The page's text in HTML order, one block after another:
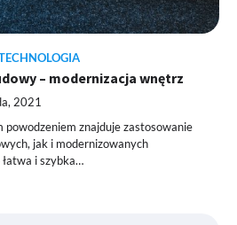
– modernizacja wnętrz
2021
powodzeniem znajduje zastosowanie
jak i modernizowanych
i szybka…